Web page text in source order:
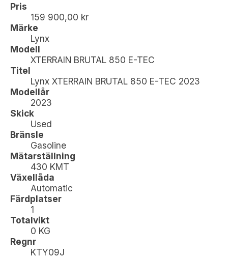
Pris
159 900,00 kr
Märke
Lynx
Modell
XTERRAIN BRUTAL 850 E-TEC
Titel
Lynx XTERRAIN BRUTAL 850 E-TEC 2023
Modellår
2023
Skick
Used
Bränsle
Gasoline
Mätarställning
430 KMT
Växellåda
Automatic
Färdplatser
1
Totalvikt
0 KG
Regnr
KTY09J